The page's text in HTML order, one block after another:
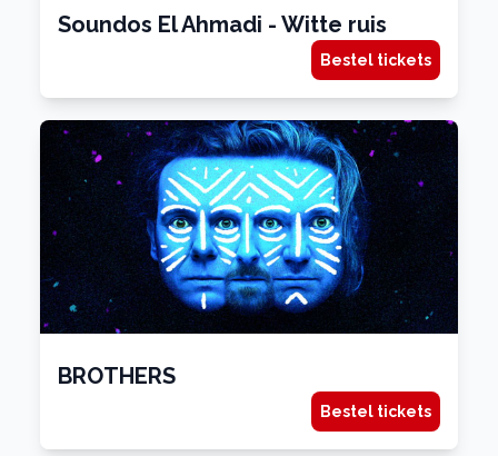
Soundos El Ahmadi - Witte ruis
Bestel tickets
BROTHERS
Bestel tickets